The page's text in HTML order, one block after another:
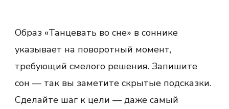
Образ «Танцевать во сне» в соннике
указывает на поворотный момент,
требующий смелого решения. Запишите
сон — так вы заметите скрытые подсказки.
Сделайте шаг к цели — даже самый